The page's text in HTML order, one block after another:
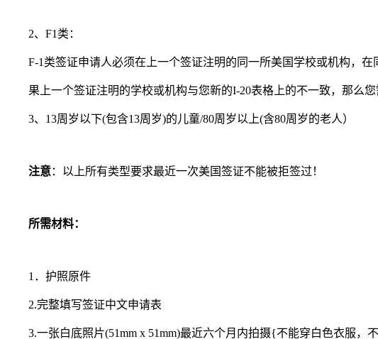
2、F1类：
F-1类签证申请人必须在上一个签证注明的同一所美国学校或机构，在
果上一个签证注明的学校或机构与您新的I-20表格上的不一致，那么您
3、13周岁以下(包含13周岁)的儿童/80周岁以上(含80周岁的老人）
注意：以上所有类型要求最近一次美国签证不能被拒签过！
所需材料：
1．护照原件
2.完整填写签证中文申请表
3.一张白底照片(51mm x 51mm)最近六个月内拍摄{不能穿白色衣服，